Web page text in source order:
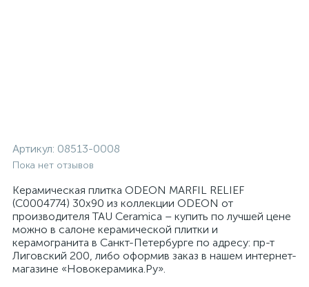
Артикул: 08513-0008
Пока нет отзывов
Керамическая плитка ODEON MARFIL RELIEF
(С0004774) 30x90 из коллекции ODEON от
производителя TAU Ceramica – купить по лучшей цене
можно в салоне керамической плитки и
керамогранита в Санкт-Петербурге по адресу: пр-т
Лиговский 200, либо оформив заказ в нашем интернет-
магазине «Новокерамика.Ру».